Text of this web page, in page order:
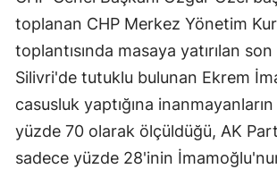
toplanan CHP Merkez Yönetim
toplantısında masaya yatırılan
Silivri'de tutuklu bulunan Ekrem
casusluk yaptığına inanmayanların
yüzde 70 olarak ölçüldüğü, AK
sadece yüzde 28'inin